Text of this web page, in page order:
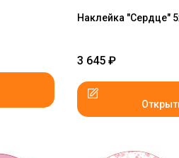
Наклейка "Сердце"
3 645 ₽